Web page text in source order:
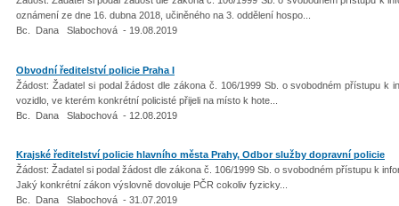
oznámení ze dne 16. dubna 2018, učiněného na 3. oddělení hospo...
Bc. Dana Slabochová - 19.08.2019
Obvodní ředitelství policie Praha I
Žádost: Žadatel si podal žádost dle zákona č. 106/1999 Sb. o svobodném přístupu k
vozidlo, ve kterém konkrétní policisté přijeli na místo k hote...
Bc. Dana Slabochová - 12.08.2019
Krajské ředitelství policie hlavního města Prahy, Odbor služby dopravní policie
Žádost: Žadatel si podal žádost dle zákona č. 106/1999 Sb. o svobodném přístupu k
Jaký konkrétní zákon výslovně dovoluje PČR cokoliv fyzicky...
Bc. Dana Slabochová - 31.07.2019